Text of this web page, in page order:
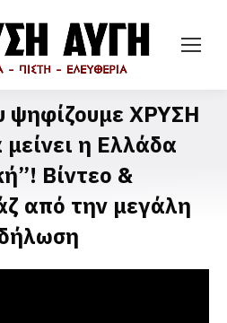
ψηφίζουμε ΧΡΥΣΗ
η Ελλάδα
Βίντεο &
από την μεγάλη